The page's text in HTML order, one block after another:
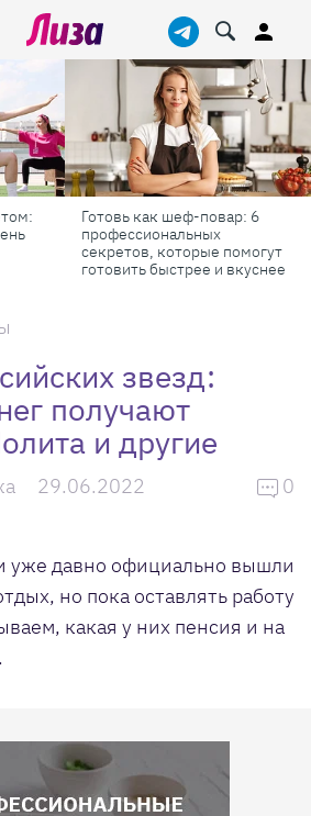
6
Масштабные приключения:
самые красивые фестивали
России в августе
звезд:
получают
и другие
29.06.2022 0
уже давно официально вышли
но пока оставлять работу
какая у них пенсия и на